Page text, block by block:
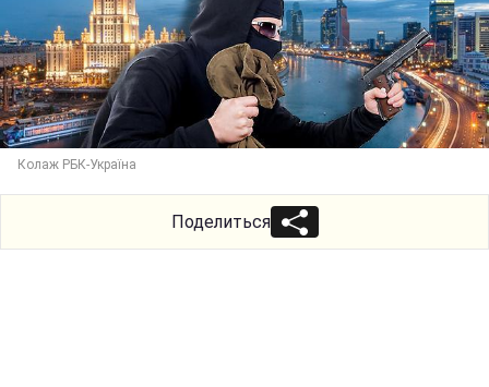
Колаж РБК-Україна
Поделиться